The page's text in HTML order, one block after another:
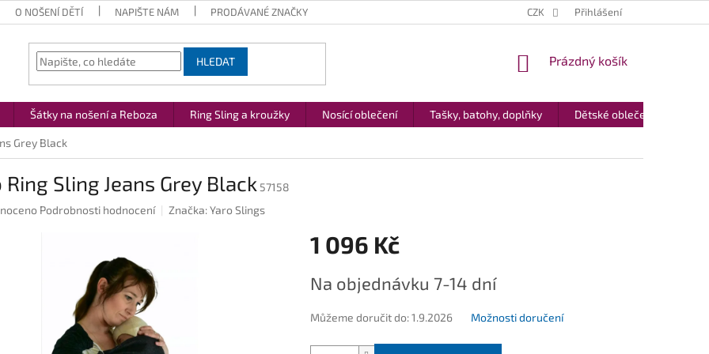
O NOŠENÍ DĚTÍ NAPIŠTE NÁM PRODÁVANÉ ZNAČKY CZK Přihlášení
HLEDAT
NÁKUPNÍ
Prázdný košík
Šátky na nošení a Reboza Ring Sling a kroužky Nosící oblečení Tašky, batohy, doplňky Dětské oblečení
Grey Black
Ring Sling Jeans Grey Black 57158
Podrobnosti hodnocení Značka:Yaro Slings
1 096 Kč
cena:
Na objednávku 7-14 dní
Můžeme doručit do: 1.9.2026 Možnosti doručení